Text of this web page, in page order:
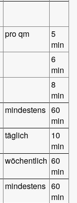
pro qm
5
min
6
min
8
min
mindestens 60
min
täglich
10
min
wöchentlich 60
min
mindestens 60
min